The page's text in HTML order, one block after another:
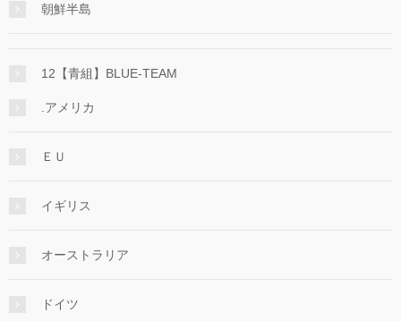
朝鮮半島
12【青組】BLUE-TEAM
.アメリカ
ＥＵ
イギリス
オーストラリア
ドイツ